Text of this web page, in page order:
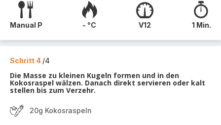
Manual P - °C V12 1 Min.
Schritt 4 /4
Die Masse zu kleinen Kugeln formen und in den
Kokosraspel wälzen. Danach direkt servieren oder kalt
stellen bis zum Verzehr.
20g Kokosraspeln